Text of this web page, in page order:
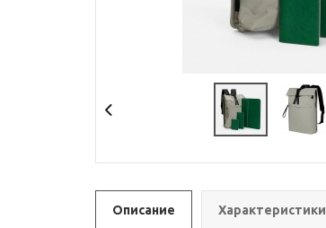
Описание Характеристики